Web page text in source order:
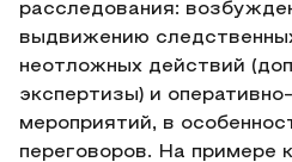
расследования:
выдвижению
неотложных действий
экспертизы) и
мероприятий, в
переговоров. На примере